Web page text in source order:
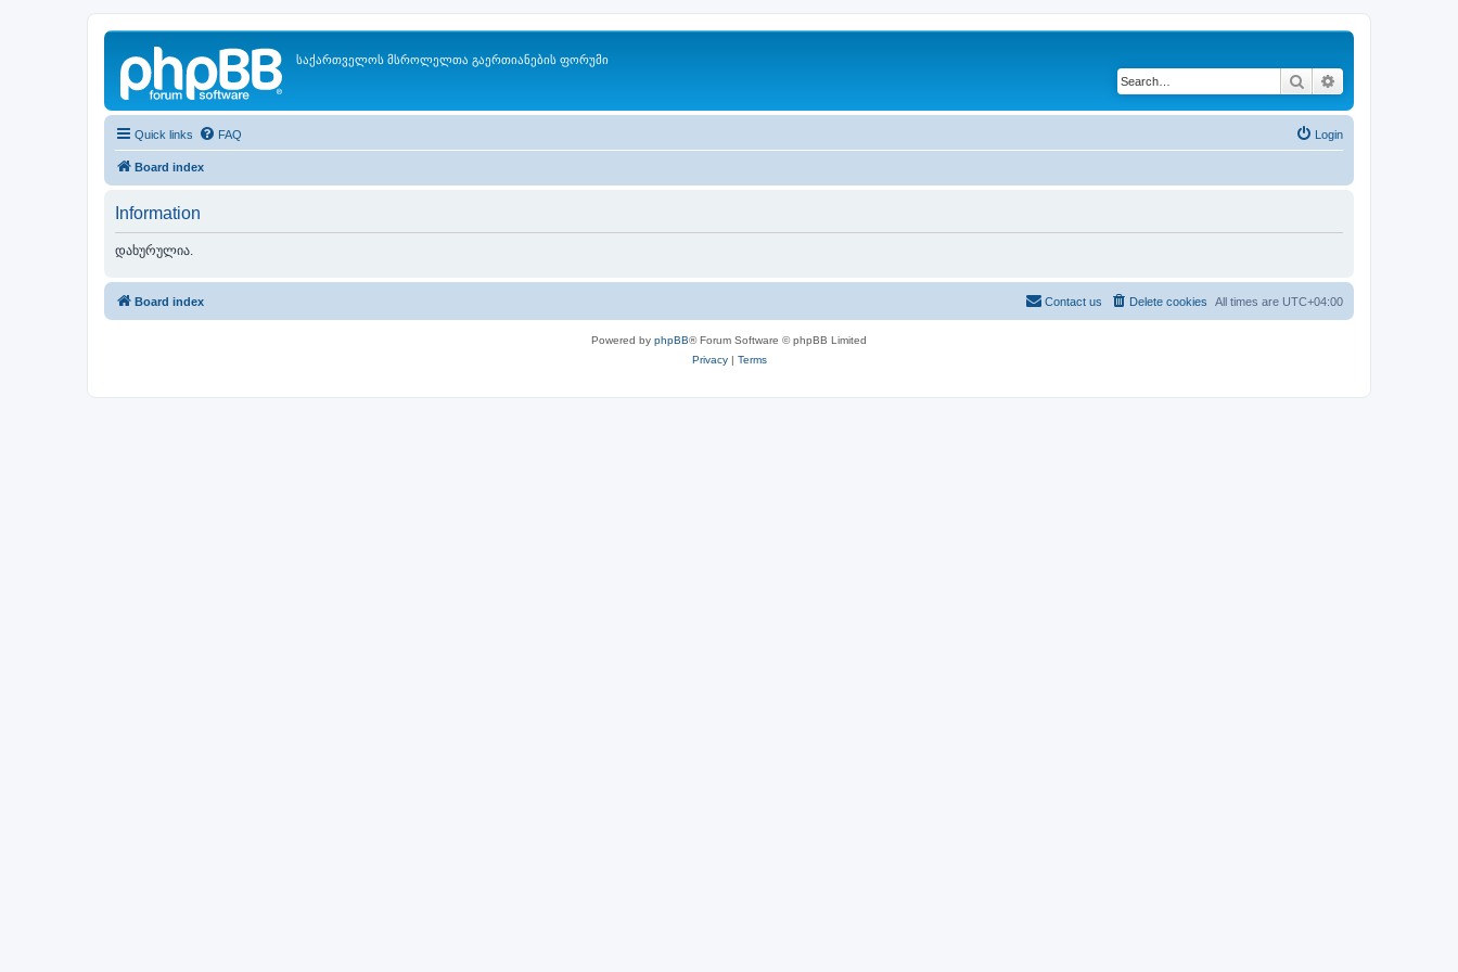
საქართველოს მსროლელთა გაერთიანების ფორუმი
Search
Quick links FAQ Login
Board index
Information
დახურულია.
Board index All times are UTC+04:00
Delete cookies
Contact us
Powered by phpBB® Forum Software © phpBB Limited
Privacy| Terms